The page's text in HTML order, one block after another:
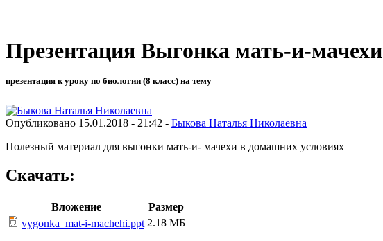
Презентация Выгонка мать-и-мачехи
презентация к уроку по биологии (8 класс) на тему
Опубликовано 15.01.2018 - 21:42 - Быкова Наталья Николаевна
Полезный материал для выгонки мать-и- мачехи в домашних условиях
Скачать:
Вложение
Размер
vygonka_mat-i-machehi.ppt 2.18 МБ